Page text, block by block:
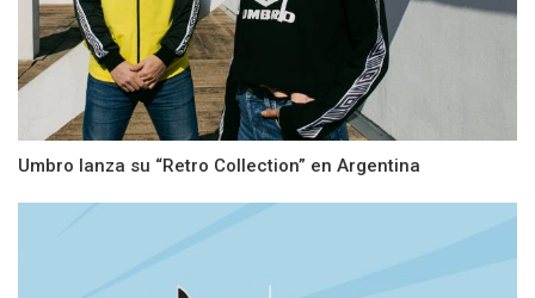
Umbro lanza su “Retro Collection” en Argentina